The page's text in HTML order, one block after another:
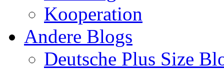
Kooperation
Andere Blogs
Deutsche Plus Size